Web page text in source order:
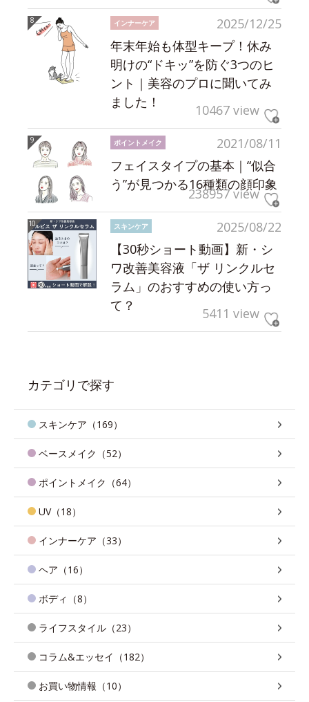
2025/12/25
インナーケア
年末年始も体型キープ！休み
明けの“ドキッ”を防ぐ3つのヒ
ント｜美容のプロに聞いてみ
ました！
10467 view
2021/08/11
ポイントメイク
フェイスタイプの基本｜“似合
う”が見つかる16種類の顔印象
238957 view
2025/08/22
スキンケア
【30秒ショート動画】新・シ
ワ改善美容液「ザ リンクルセ
ラム」のおすすめの使い方っ
て？
5411 view
カテゴリで探す
スキンケア（169）
ベースメイク（52）
ポイントメイク（64）
UV（18）
インナーケア（33）
ヘア（16）
ボディ（8）
ライフスタイル（23）
コラム&エッセイ（182）
お買い物情報（10）